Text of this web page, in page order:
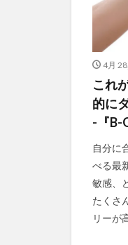
4月
これ
的に
-『B-
自分に
べる最
敏感、
たくさ
リーが